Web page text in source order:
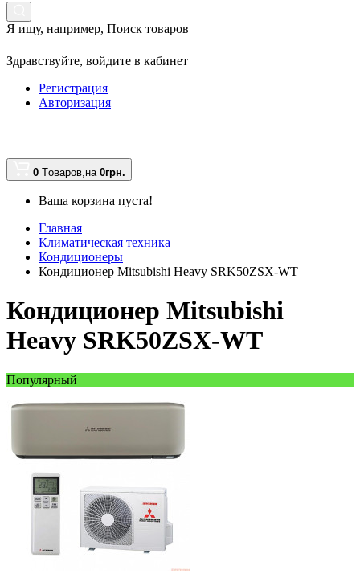
Я ищу, например, Поиск товаров
Здравствуйте, войдите в кабинет
Регистрация
Авторизация
0 Tоваров,на 0грн.
Ваша корзина пуста!
Главная
Климатическая техника
Кондиционеры
Кондиционер Mitsubishi Heavy SRK50ZSX-WT
Кондиционер Mitsubishi
Heavy SRK50ZSX-WT
Популярный